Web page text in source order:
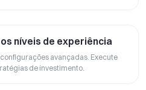
níveis de experiência
avançadas. Execute
de investimento.